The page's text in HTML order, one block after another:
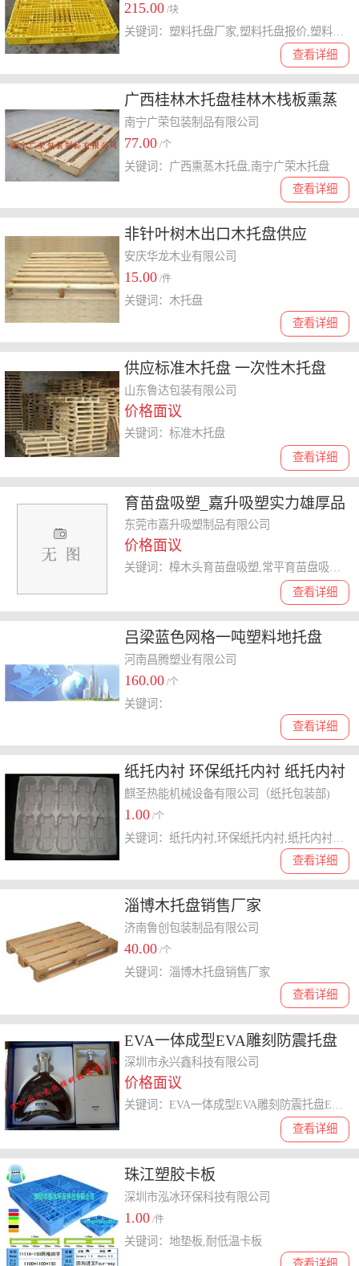
215.00 /块
查看详细
关键词：塑料托盘厂家,塑料托盘报价,塑料卡板规格
广西桂林木托盘桂林木栈板熏蒸
厂家南宁广荣公司
南宁广荣包装制品有限公司
77.00 /个
查看详细
关键词：广西熏蒸木托盘,南宁广荣木托盘
非针叶树木出口木托盘供应
安庆华龙木业有限公司
15.00 /件
查看详细
关键词：木托盘
供应标准木托盘 一次性木托盘
山东鲁达包装有限公司
价格面议
查看详细
关键词：标准木托盘
育苗盘吸塑_嘉升吸塑实力雄厚品
质优质_樟木头育苗盘吸塑
东莞市嘉升吸塑制品有限公司
价格面议
查看详细
关键词：樟木头育苗盘吸塑,常平育苗盘吸塑,种植育苗盘吸塑盘,育苗盘吸塑
吕梁蓝色网格一吨塑料地托盘
河南昌腾塑业有限公司
160.00 /个
查看详细
关键词：
纸托内衬 环保纸托内衬 纸托内衬
厂家-新乡麒圣
麒圣热能机械设备有限公司（纸托包装部)
1.00 /个
查看详细
淄博木托盘销售厂家
济南鲁创包装制品有限公司
40.00 /个
查看详细
关键词：淄博木托盘销售厂家
EVA一体成型EVA雕刻防震托盘
EVA雕刻
深圳市永兴鑫科技有限公司
价格面议
查看详细
关键词：EVA一体成型EVA雕刻防震托盘EVA雕刻
珠江塑胶卡板
深圳市泓冰环保科技有限公司
1.00 /件
查看详细
关键词：地垫板,耐低温卡板